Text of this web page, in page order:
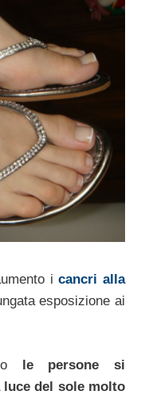
icancri alla
esposizione ai
le persone si
del sole molto